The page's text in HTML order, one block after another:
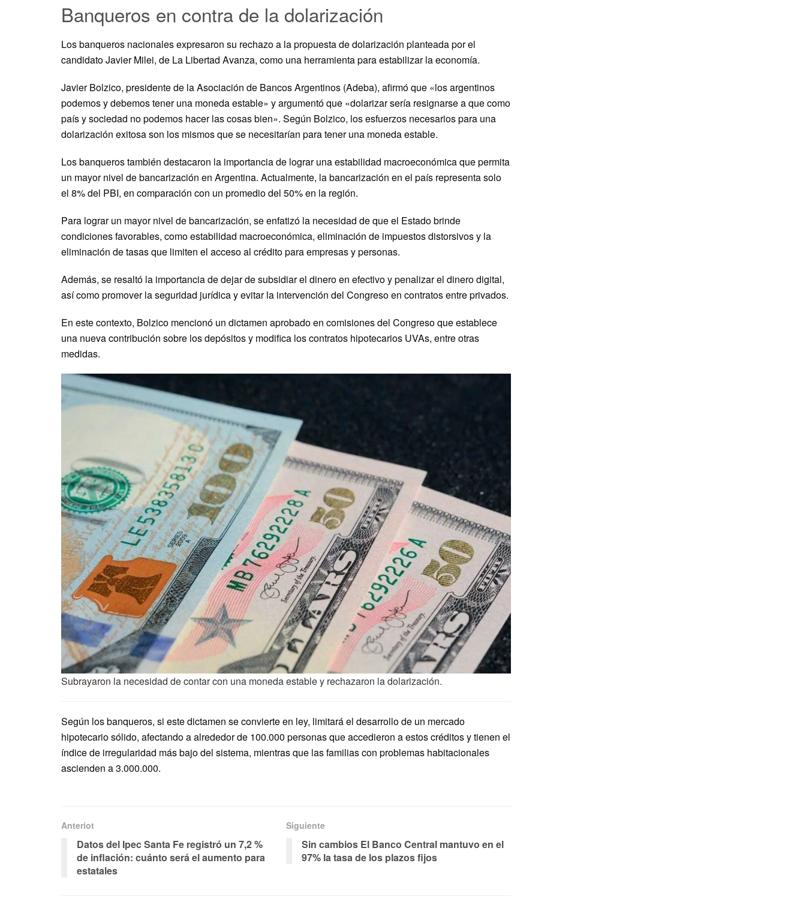
Banqueros en contra de la dolarización
Los banqueros nacionales expresaron su rechazo a la propuesta de dolarización planteada por el
candidato Javier Milei, de La Libertad Avanza, como una herramienta para estabilizar la economía.
Javier Bolzico, presidente de la Asociación de Bancos Argentinos (Adeba), afirmó que «los argentinos
podemos y debemos tener una moneda estable» y argumentó que «dolarizar sería resignarse a que como
país y sociedad no podemos hacer las cosas bien». Según Bolzico, los esfuerzos necesarios para una
dolarización exitosa son los mismos que se necesitarían para tener una moneda estable.
Los banqueros también destacaron la importancia de lograr una estabilidad macroeconómica que permita
un mayor nivel de bancarización en Argentina. Actualmente, la bancarización en el país representa solo
el 8% del PBI, en comparación con un promedio del 50% en la región.
Para lograr un mayor nivel de bancarización, se enfatizó la necesidad de que el Estado brinde
condiciones favorables, como estabilidad macroeconómica, eliminación de impuestos distorsivos y la
eliminación de tasas que limiten el acceso al crédito para empresas y personas.
Además, se resaltó la importancia de dejar de subsidiar el dinero en efectivo y penalizar el dinero digital,
así como promover la seguridad jurídica y evitar la intervención del Congreso en contratos entre privados.
En este contexto, Bolzico mencionó un dictamen aprobado en comisiones del Congreso que establece
una nueva contribución sobre los depósitos y modifica los contratos hipotecarios UVAs, entre otras
medidas.
Subrayaron la necesidad de contar con una moneda estable y rechazaron la dolarización.
Según los banqueros, si este dictamen se convierte en ley, limitará el desarrollo de un mercado
hipotecario sólido, afectando a alrededor de 100.000 personas que accedieron a estos créditos y tienen el
índice de irregularidad más bajo del sistema, mientras que las familias con problemas habitacionales
ascienden a 3.000.000.
Anteriot
Datos del Ipec Santa Fe registró un 7,2 %
de inflación: cuánto será el aumento para
estatales
Siguiente
Sin cambios El Banco Central mantuvo en el
97% la tasa de los plazos fijos